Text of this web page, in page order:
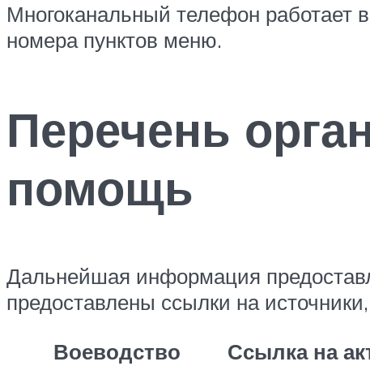
Многоканальный телефон работает
номера пунктов меню.
Перечень
помощь
Дальнейшая информация
предоставлены ссылки на
Воеводство
Ссылка на